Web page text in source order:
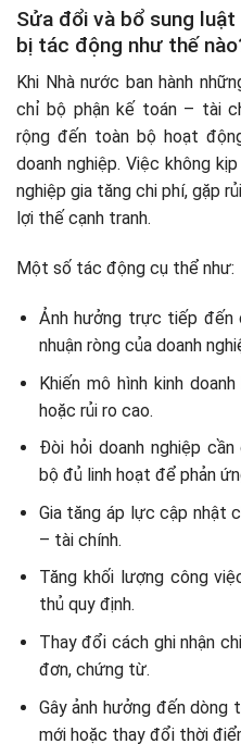
Sửa đổi và bổ sung
bị tác động như thế
Khi Nhà nước ban hành
chỉ bộ phận kế toán – tài
rộng đến toàn bộ hoạt
doanh nghiệp. Việc không
nghiệp gia tăng chi phí, gặp
lợi thế cạnh tranh.
Một số tác động cụ thể như:
Ảnh hưởng trực tiếp đến
nhuận ròng của doanh
Khiến mô hình kinh
hoặc rủi ro cao.
Đòi hỏi doanh nghiệp
bộ đủ linh hoạt để phản
Gia tăng áp lực cập nhật
– tài chính.
Tăng khối lượng công
thủ quy định.
Thay đổi cách ghi nhận
đơn, chứng từ.
Gây ảnh hưởng đến dòng
mới hoặc thay đổi thời